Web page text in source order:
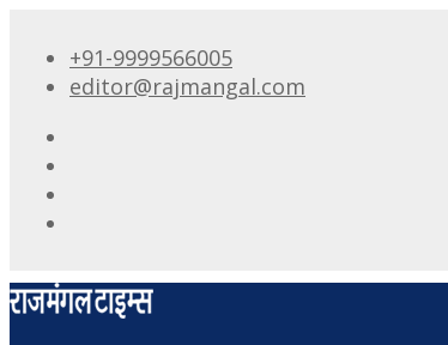
+91-9999566005
editor@rajmangal.com